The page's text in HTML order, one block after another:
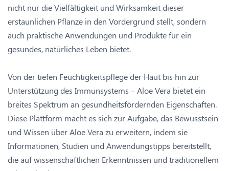
nicht nur die Vielfältigkeit und Wirksamkeit dieser
erstaunlichen Pflanze in den Vordergrund stellt, sondern
auch praktische Anwendungen und Produkte für ein
gesundes, natürliches Leben bietet.
Von der tiefen Feuchtigkeitspflege der Haut bis hin zur
Unterstützung des Immunsystems – Aloe Vera bietet ein
breites Spektrum an gesundheitsfördernden Eigenschaften.
Diese Plattform macht es sich zur Aufgabe, das Bewusstsein
und Wissen über Aloe Vera zu erweitern, indem sie
Informationen, Studien und Anwendungstipps bereitstellt,
die auf wissenschaftlichen Erkenntnissen und traditionellem